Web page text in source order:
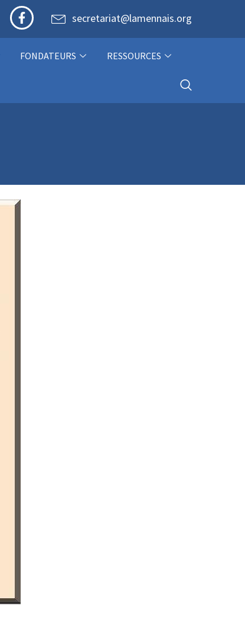
secretariat@lamennais.org
FONDATEURS
RESSOURCES